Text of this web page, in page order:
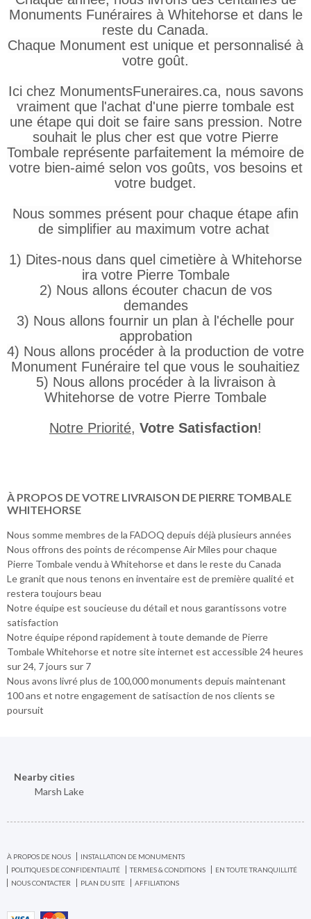
Monuments Funéraires à Whitehorse et dans le
reste du Canada.
Chaque Monument est unique et personnalisé à
votre goût.
Ici chez MonumentsFuneraires.ca, nous savons
vraiment que l'achat d'une pierre tombale est
une étape qui doit se faire sans pression. Notre
souhait le plus cher est que votre Pierre
Tombale représente parfaitement la mémoire de
votre bien-aimé selon vos goûts, vos besoins et
votre budget.
Nous sommes présent pour chaque étape afin
de simplifier au maximum votre achat
1) Dites-nous dans quel cimetière à Whitehorse
ira votre Pierre Tombale
2) Nous allons écouter chacun de vos
demandes
3) Nous allons fournir un plan à l'échelle pour
approbation
4) Nous allons procéder à la production de votre
Monument Funéraire tel que vous le souhaitiez
5) Nous allons procéder à la livraison à
Whitehorse de votre Pierre Tombale
Notre Priorité, Votre Satisfaction!
À PROPOS DE VOTRE LIVRAISON DE PIERRE TOMBALE
WHITEHORSE
Nous somme membres de la FADOQ depuis déjà plusieurs années
Nous offrons des points de récompense Air Miles pour chaque
Pierre Tombale vendu à Whitehorse et dans le reste du Canada
Le granit que nous tenons en inventaire est de première qualité et
restera toujours beau
Notre équipe est soucieuse du détail et nous garantissons votre
satisfaction
Notre équipe répond rapidement à toute demande de Pierre
Tombale Whitehorse et notre site internet est accessible 24 heures
sur 24, 7 jours sur 7
Nous avons livré plus de 100,000 monuments depuis maintenant
100 ans et notre engagement de satisaction de nos clients se
poursuit
Nearby cities
Marsh Lake
À PROPOS DE NOUS
INSTALLATION DE MONUMENTS
POLITIQUES DE CONFIDENTIALITÉ
TERMES & CONDITIONS
EN TOUTE TRANQUILLITÉ
NOUS CONTACTER
PLAN DU SITE AFFILIATIONS